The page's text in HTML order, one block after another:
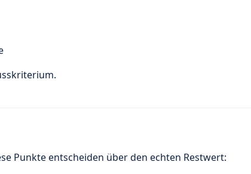
Punkte entscheiden über den echten Restwert: